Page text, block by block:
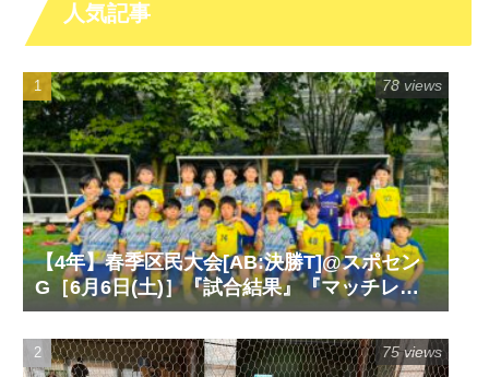
人気記事
【4年】春季区民大会[AB:決勝T]@スポセン
G［6月6日(土)］『試合結果』『マッチレポ
ート』『試合動画』
78 views
75 views